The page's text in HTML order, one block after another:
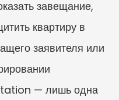
завещание,
квартиру в
заявителя или
— лишь одна